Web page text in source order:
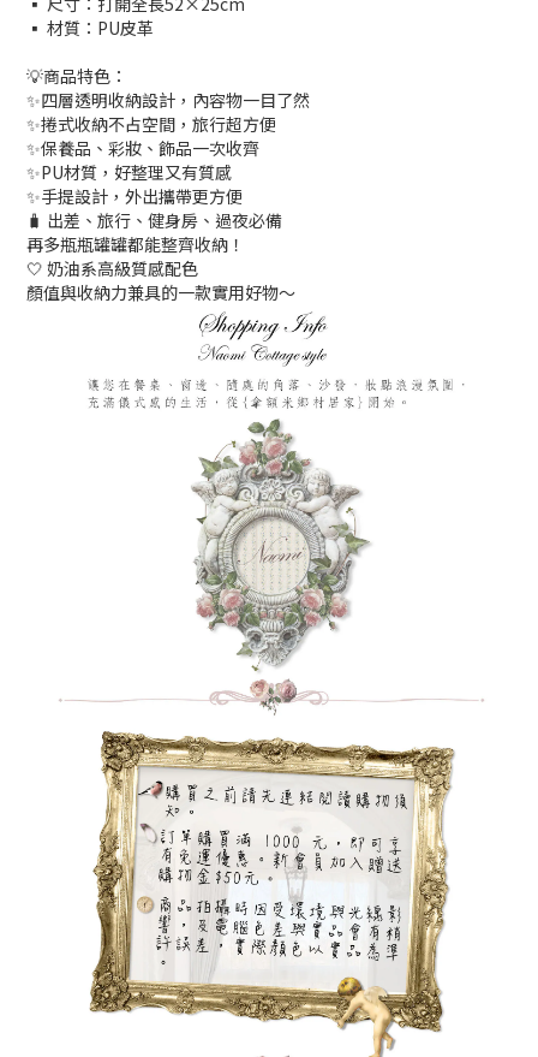
▪ 材質：PU皮革
💡商品特色：
✨四層透明收納設計，內容物一目了然
✨捲式收納不占空間，旅行超方便
✨保養品、彩妝、飾品一次收齊
✨PU材質，好整理又有質感
✨手提設計，外出攜帶更方便
🧳 出差、旅行、健身房、過夜必備
再多瓶瓶罐罐都能整齊收納！
🤍 奶油系高級質感配色
顏值與收納力兼具的一款實用好物～